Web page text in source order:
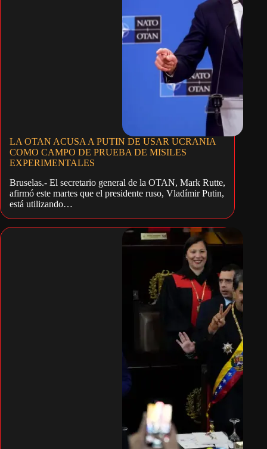
LA OTAN ACUSA A PUTIN DE USAR UCRANIA
COMO CAMPO DE PRUEBA DE MISILES
EXPERIMENTALES
Bruselas.- El secretario general de la OTAN, Mark Rutte,
afirmó este martes que el presidente ruso, Vladímir Putin,
está utilizando…